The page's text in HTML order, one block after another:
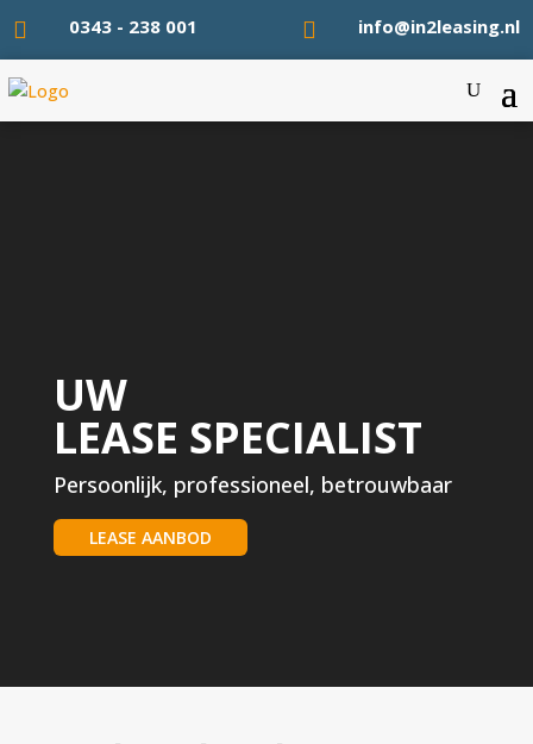
 0343 - 238 001  info@in2leasing.nl
UW
LEASE SPECIALIST
Persoonlijk, professioneel, betrouwbaar
LEASE AANBOD